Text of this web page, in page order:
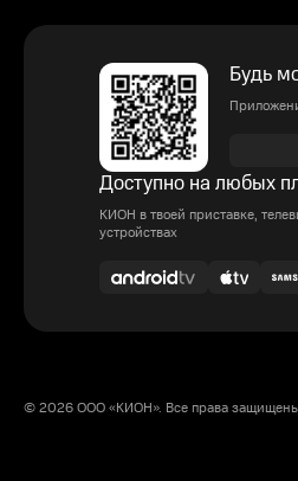
Будь
Доступно на любых
КИОН в твоей приставке,
устройствах
© 2026 ООО «КИОН». Все права